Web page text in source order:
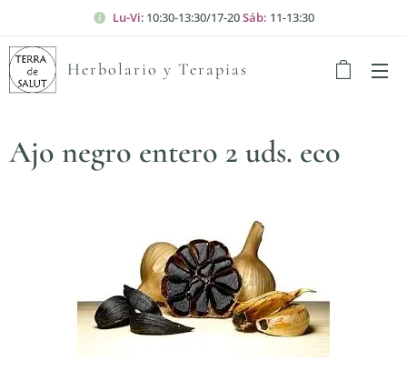
Lu-Vi: 10:30-13:30/17-20Sáb: 11-13:30
Herbolario y Terapias
Ajo negro entero 2 uds. eco